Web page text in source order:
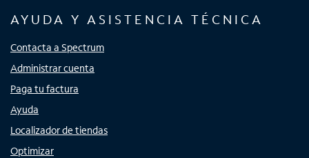
AYUDA Y ASISTENCIA TÉCNICA
Contacta a Spectrum
Administrar cuenta
Paga tu factura
Ayuda
Localizador de tiendas
Optimizar